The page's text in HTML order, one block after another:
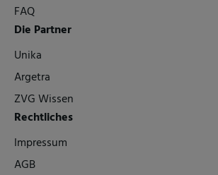
FAQ
Die Partner
Unika
Argetra
ZVG Wissen
Rechtliches
Impressum
AGB